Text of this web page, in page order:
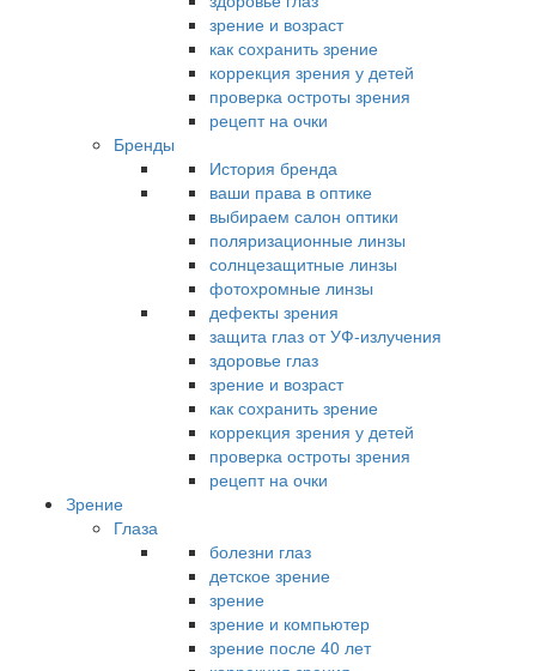
зрение и возраст
как сохранить зрение
коррекция зрения у детей
проверка остроты зрения
рецепт на очки
Бренды
История бренда
ваши права в оптике
выбираем салон оптики
поляризационные линзы
солнцезащитные линзы
фотохромные линзы
дефекты зрения
защита глаз от УФ-излучения
здоровье глаз
зрение и возраст
как сохранить зрение
коррекция зрения у детей
проверка остроты зрения
рецепт на очки
Зрение
Глаза
болезни глаз
детское зрение
зрение
зрение и компьютер
зрение после 40 лет